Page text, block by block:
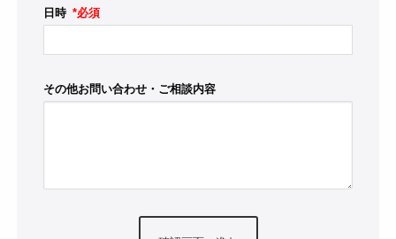
日時 *必須
その他お問い合わせ・ご相談内容